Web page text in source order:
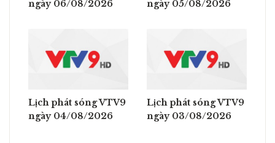
ngày 06/08/2026
ngày 05/08/2026
Lịch phát sóng VTV9
ngày 04/08/2026
Lịch phát sóng VTV9
ngày 03/08/2026